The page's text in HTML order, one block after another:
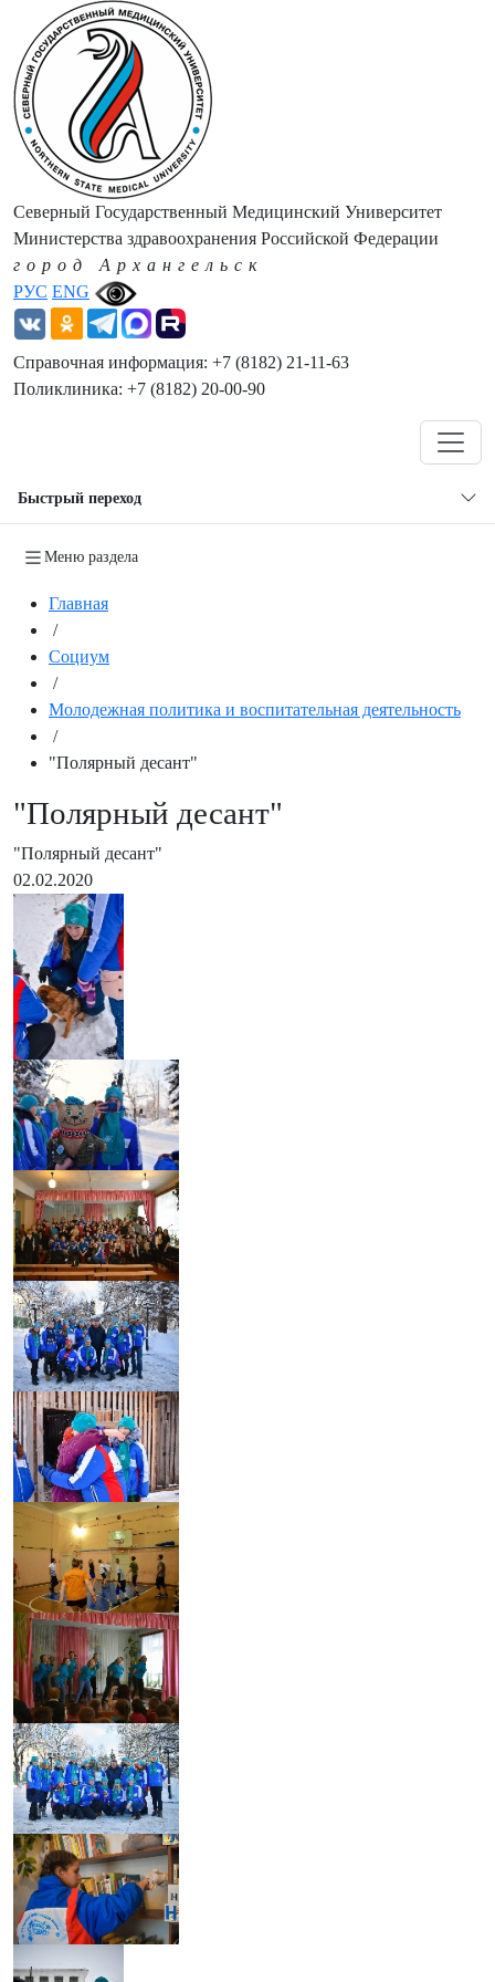
РУС ENG
Северный Государственный Медицинский Университет
Министерства здравоохранения Российской Федерации
город Архангельск
Справочная информация: +7 (8182) 21-11-63
Поликлиника: +7 (8182) 20-00-90
Быстрый переход
Меню раздела
Главная
/
Социум
/
Молодежная политика и воспитательная деятельность
/
"Полярный десант"
"Полярный десант"
"Полярный десант"
02.02.2020